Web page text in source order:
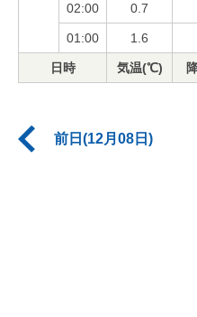
02:00 0.7
01:00 1.6
日時 気温(℃)
前日(12月08日)